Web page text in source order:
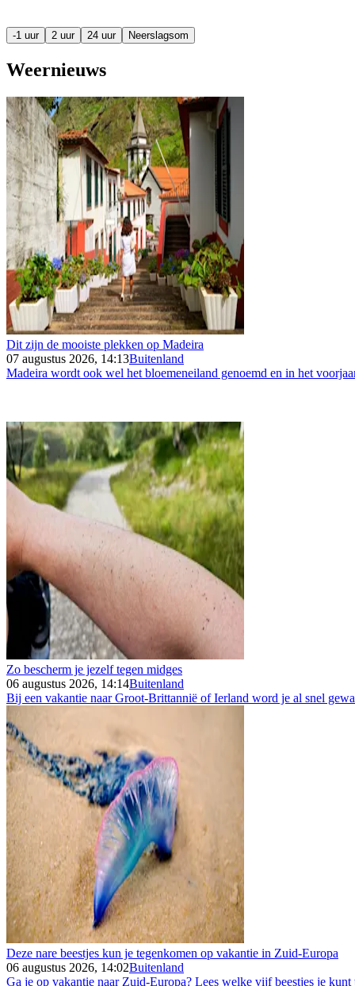
-1 uur 2 uur 24 uur Neerslagsom
Weernieuws
Dit zijn de mooiste plekken op Madeira
07 augustus 2026, 14:13Buitenland
Madeira wordt ook wel het bloemeneiland genoemd en in het
Zo bescherm je jezelf tegen midges
06 augustus 2026, 14:14Buitenland
Bij een vakantie naar Groot-Brittannië of Ierland word je al snel
Deze nare beestjes kun je tegenkomen op vakantie in Zuid-Europa
06 augustus 2026, 14:02Buitenland
Ga je op vakantie naar Zuid-Europa? Lees welke vijf beestjes je kunt